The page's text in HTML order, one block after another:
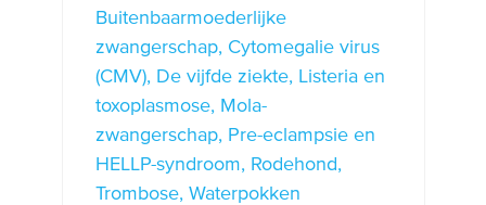
Buitenbaarmoederlijke
zwangerschap Cytomegalie virus
(CMV)
De vijfde ziekte
Listeria en
toxoplasmose
Mola-
zwangerschap
Pre-eclampsie en
HELLP-syndroom
Rodehond
Trombose Waterpokken